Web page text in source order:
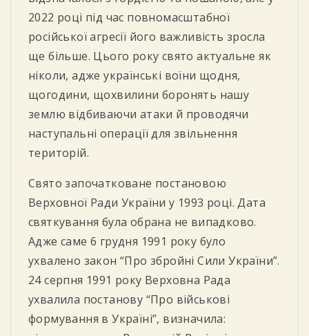
2022 році під час повномасштабної
російської агресії його важливість зросла
ще більше. Цього року свято актуальне як
ніколи, адже українські воїни щодня,
щогодини, щохвилини боронять нашу
землю відбиваючи атаки й проводячи
наступальні операції для звільнення
територій.
Свято започатковане постановою
Верховної Ради України у 1993 році. Дата
святкування була обрана не випадково.
Адже саме 6 грудня 1991 року було
ухвалено закон “Про збройні Сили України”.
24 серпня 1991 року Верховна Рада
ухвалила постанову “Про військові
формування в Україні”, визначила: